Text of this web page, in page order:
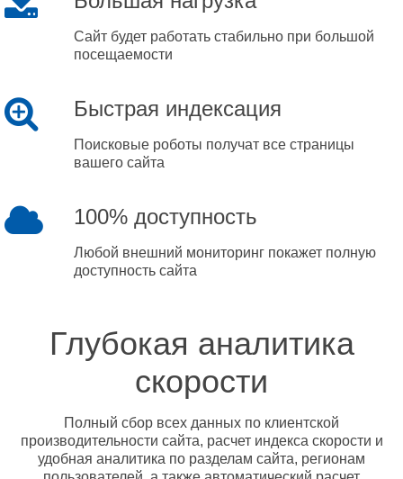
Сайт будет работать стабильно при большой
посещаемости
Быстрая индексация
Поисковые роботы получат все страницы
вашего сайта
100% доступность
Любой внешний мониторинг покажет полную
доступность сайта
Глубокая аналитика
скорости
Полный сбор всех данных по клиентской
производительности сайта, расчет индекса скорости и
удобная аналитика по разделам сайта, регионам